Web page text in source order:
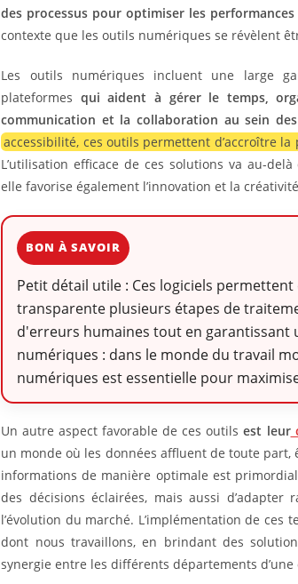
des processus pour optimiser les
contexte que les outils numériques se révèlent
Les outils numériques incluent une large
plateformes qui aident à gérer le temps,
communication et la collaboration au sein
accessibilité, ces outils permettent d’accroître
L’utilisation efficace de ces solutions va au-
elle favorise également l’innovation et la
BON À SAVOIR
Petit détail utile : Ces logiciels
transparente plusieurs étapes de
d'erreurs humaines tout en
numériques : dans le monde du travail
numériques est essentielle pour
Un autre aspect favorable de ces outils est leur
un monde où les données affluent de toute part,
informations de manière optimale est
des décisions éclairées, mais aussi
l’évolution du marché. L’implémentation de
dont nous travaillons, en brindant des
synergie entre les différents départements